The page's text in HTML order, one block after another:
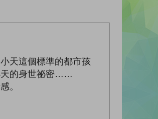
天這個標準的都市孩
天的身世祕密……
。